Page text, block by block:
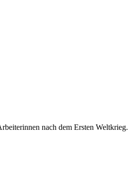
nach dem Ersten Weltkrieg.